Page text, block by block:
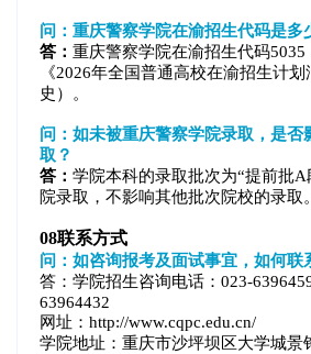
问：重庆警察学院在渝招生代码是多
答： 重庆警察学院在渝招生代码
《2026年全国普通高校在渝招生计
史）。
问：如未被重庆警察学院录取，是否
取？
答： 学院本科的录取批次为“提前批
院录取，不影响其他批次院校的录取。
08联系方式
问：如咨询报考及面试事宜，如何联
答：学院招生咨询电话：023-
63964432
网址：http://www.cqpc.edu.cn/
学院地址：重庆市沙坪坝区大学城景